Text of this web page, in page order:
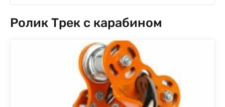
Ролик Трек с карабином